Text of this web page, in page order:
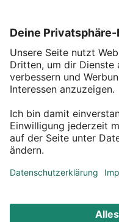
Service
Über DEPOT
Kontakt